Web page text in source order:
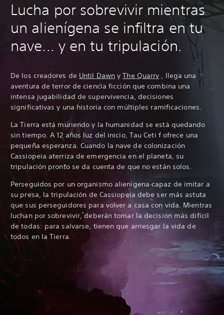
Lucha por sobrevivir mientras
un alienígena se infiltra en tu
nave... y en tu tripulación.
De los creadores de Until Dawn yThe Quarry , llega una
aventura de terror de ciencia ficción que combina una
intensa jugabilidad de supervivencia, decisiones
significativas y una historia con múltiples ramificaciones.
La Tierra está muriendo y la humanidad se está quedando
sin tiempo. A 12 años luz del inicio, Tau Ceti f ofrece una
pequeña esperanza. Cuando la nave de colonización
Cassiopeia aterriza de emergencia en el planeta, su
tripulación pronto se da cuenta de que no están solos.
Perseguidos por un organismo alienígena capaz de imitar a
su presa, la tripulación de Cassiopeia debe ser más astuta
que sus perseguidores para volver a casa con vida. Mientras
luchan por sobrevivir, deberán tomar la decisión más difícil
de todas: para salvarse, tienen que arriesgar la vida de
todos en la Tierra.